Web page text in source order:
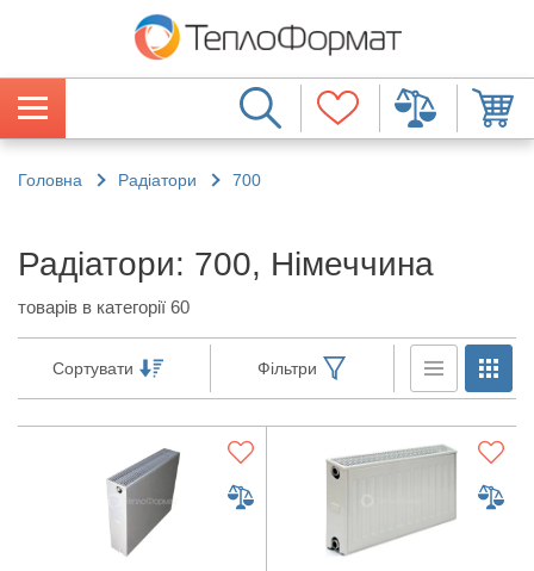
Головна Радіатори 700
Радіатори: 700, Німеччина
товарів в категорії 60
Сортувати Фільтри